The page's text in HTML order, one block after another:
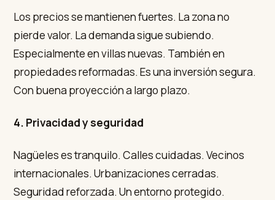
Los precios se mantienen fuertes. La zona no
pierde valor. La demanda sigue subiendo.
Especialmente en villas nuevas. También en
propiedades reformadas. Es una inversión segura.
Con buena proyección a largo plazo.
4. Privacidad y seguridad
Nagüeles es tranquilo. Calles cuidadas. Vecinos
internacionales. Urbanizaciones cerradas.
Seguridad reforzada. Un entorno protegido.